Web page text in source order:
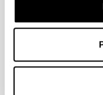
RSS